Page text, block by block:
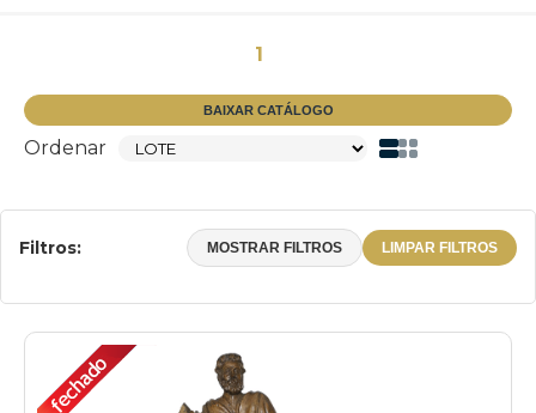
1
BAIXAR CATÁLOGO
Ordenar
Filtros: MOSTRAR FILTROS LIMPAR FILTROS